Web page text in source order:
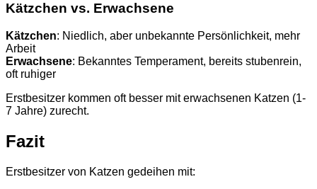
Kätzchen vs. Erwachsene
Kätzchen: Niedlich, aber unbekannte Persönlichkeit, mehr
Arbeit
Erwachsene: Bekanntes Temperament, bereits stubenrein,
oft ruhiger
Erstbesitzer kommen oft besser mit erwachsenen Katzen (1-
7 Jahre) zurecht.
Fazit
Erstbesitzer von Katzen gedeihen mit: